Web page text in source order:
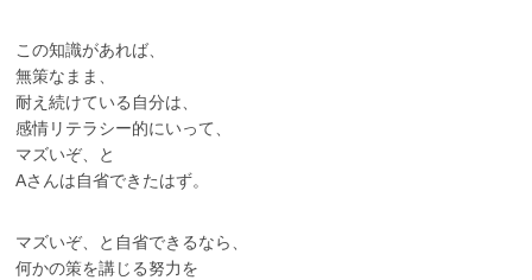
この知識があれば、
無策なまま、
耐え続けている自分は、
感情リテラシー的にいって、
マズいぞ、と
Aさんは自省できたはず。
マズいぞ、と自省できるなら、
何かの策を講じる努力を